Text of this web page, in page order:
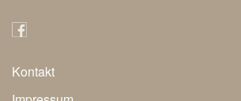
Secondary
Kontakt